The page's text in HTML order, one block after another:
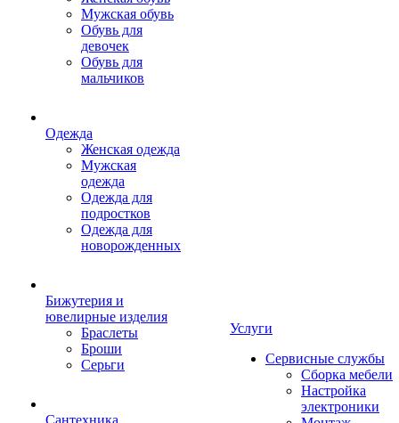
Мужская обувь
Обувь для
девочек
Обувь для
мальчиков
Одежда
Женская одежда
Мужская
одежда
Одежда для
подростков
Одежда для
новорожденных
Бижутерия и
ювелирные изделия
Браслеты
Броши
Серьги
Сантехника
Услуги
Сервисные службы
Сборка мебели
Настройка
электроники